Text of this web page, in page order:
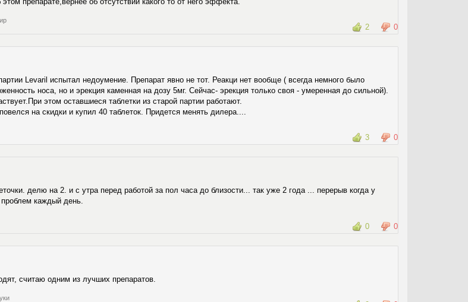
2 0
Levaril испытал недоумение. Препарат явно не тот. Реакци нет вообще ( всегда немного было
носа, но и эрекция каменная на дозу 5мг. Сейчас- эрекция только своя - умеренная до сильной).
этом оставшиеся таблетки из старой партии работают.
на скидки и купил 40 таблеток. Придется менять дилера....
3 0
делю на 2. и с утра перед работой за пол часа до близости... так уже 2 года ... перерыв когда у
каждый день.
0 0
считаю одним из лучших препаратов.